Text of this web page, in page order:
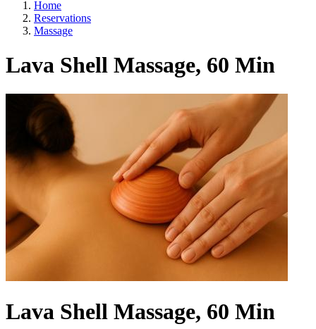
Home
Reservations
Massage
Lava Shell Massage, 60 Min
Lava Shell Massage, 60 Min